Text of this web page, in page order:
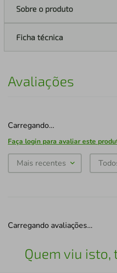
Sobre o produto
Ficha técnica
Avaliações
Carregando…
Faça login para avaliar este
Mais recentes
Carregando avaliações…
Quem viu isto,